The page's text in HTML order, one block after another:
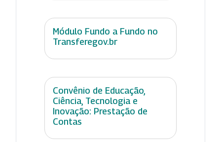
Módulo Fundo a Fundo no
Transferegov.br
Convênio de Educação,
Ciência, Tecnologia e
Inovação: Prestação de
Contas